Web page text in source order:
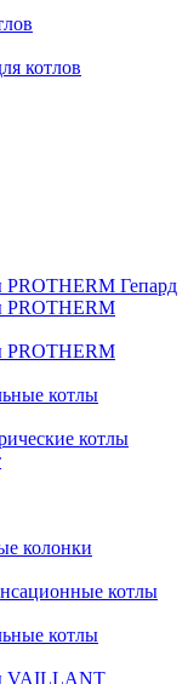
котлов
PROTHERM Гепард
PROTHERM
PROTHERM
котлы
котлы
колонки
котлы
котлы
VAILLANT